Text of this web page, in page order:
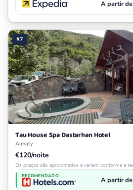
A partir
#7
Tau House Spa Dastarhan Hotel
Almaty
€120/noite
Os preços são aproximados e variam conforme a
RECOMENDADO A partir